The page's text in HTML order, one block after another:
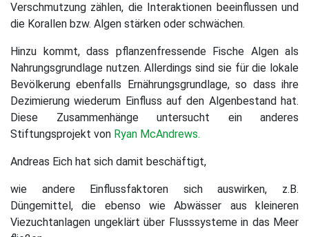
Verschmutzung zählen, die Interaktionen beeinflussen und
die Korallen bzw. Algen stärken oder schwächen.
Hinzu kommt, dass pflanzenfressende Fische Algen als
Nahrungsgrundlage nutzen. Allerdings sind sie für die lokale
Bevölkerung ebenfalls Ernährungsgrundlage, so dass ihre
Dezimierung wiederum Einfluss auf den Algenbestand hat.
Diese Zusammenhänge untersucht ein anderes
Stiftungsprojekt von Ryan McAndrews.
Andreas Eich hat sich damit beschäftigt,
wie andere Einflussfaktoren sich auswirken, z.B.
Düngemittel, die ebenso wie Abwässer aus kleineren
Viezuchtanlagen ungeklärt über Flusssysteme in das Meer